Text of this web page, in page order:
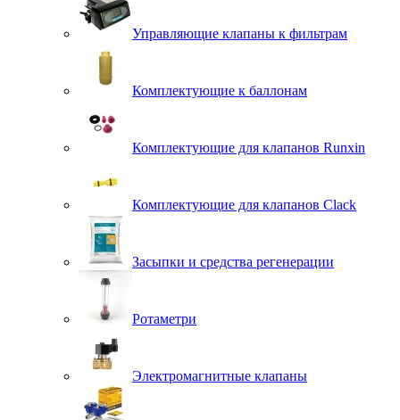
Управляющие клапаны к фильтрам
Комплектующие к баллонам
Комплектующие для клапанов Runxin
Комплектующие для клапанов Clack
Засыпки и средства регенерации
Ротаметри
Электромагнитные клапаны